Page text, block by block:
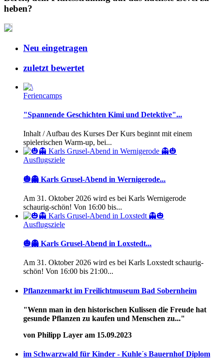
heben?
Neu eingetragen
zuletzt bewertet
Feriencamps
"Spannende Geschichten Kimi und Detektive"...
Inhalt / Aufbau des Kurses Der Kurs beginnt mit einem
spielerischen Warm-up, bei...
Ausflugsziele
🎃👻 Karls Grusel-Abend in Wernigerode...
Am 31. Oktober 2026 wird es bei Karls Wernigerode
schaurig-schön! Von 16:00 bis...
Ausflugsziele
🎃👻 Karls Grusel-Abend in Loxstedt...
Am 31. Oktober 2026 wird es bei Karls Loxstedt schaurig-
schön! Von 16:00 bis 21:00...
Pflanzenmarkt im Freilichtmuseum Bad Sobernheim
"Wenn man in den historischen Kulissen die Freude hat
gesunde Pflanzen zu kaufen und Menschen zu..."
von Philipp Layer am 15.09.2023
im Schwarzwald für Kinder - Kuhle´s Bauernhof Diplom